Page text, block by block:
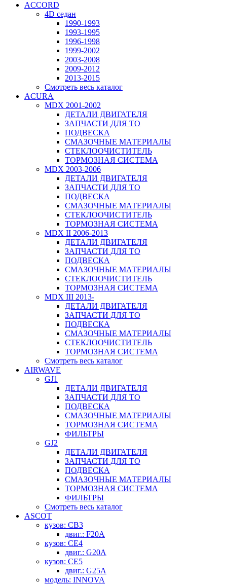
ACCORD
4D седан
1990-1993
1993-1995
1996-1998
1999-2002
2003-2008
2009-2012
2013-2015
Смотреть весь каталог
ACURA
MDX 2001-2002
ДЕТАЛИ ДВИГАТЕЛЯ
ЗАПЧАСТИ ДЛЯ ТО
ПОДВЕСКА
СМАЗОЧНЫЕ МАТЕРИАЛЫ
СТЕКЛООЧИСТИТЕЛЬ
ТОРМОЗНАЯ СИСТЕМА
MDX 2003-2006
ДЕТАЛИ ДВИГАТЕЛЯ
ЗАПЧАСТИ ДЛЯ ТО
ПОДВЕСКА
СМАЗОЧНЫЕ МАТЕРИАЛЫ
СТЕКЛООЧИСТИТЕЛЬ
ТОРМОЗНАЯ СИСТЕМА
MDX II 2006-2013
ДЕТАЛИ ДВИГАТЕЛЯ
ЗАПЧАСТИ ДЛЯ ТО
ПОДВЕСКА
СМАЗОЧНЫЕ МАТЕРИАЛЫ
СТЕКЛООЧИСТИТЕЛЬ
ТОРМОЗНАЯ СИСТЕМА
MDX III 2013-
ДЕТАЛИ ДВИГАТЕЛЯ
ЗАПЧАСТИ ДЛЯ ТО
ПОДВЕСКА
СМАЗОЧНЫЕ МАТЕРИАЛЫ
СТЕКЛООЧИСТИТЕЛЬ
ТОРМОЗНАЯ СИСТЕМА
Смотреть весь каталог
AIRWAVE
GJ1
ДЕТАЛИ ДВИГАТЕЛЯ
ЗАПЧАСТИ ДЛЯ ТО
ПОДВЕСКА
СМАЗОЧНЫЕ МАТЕРИАЛЫ
ТОРМОЗНАЯ СИСТЕМА
ФИЛЬТРЫ
GJ2
ДЕТАЛИ ДВИГАТЕЛЯ
ЗАПЧАСТИ ДЛЯ ТО
ПОДВЕСКА
СМАЗОЧНЫЕ МАТЕРИАЛЫ
ТОРМОЗНАЯ СИСТЕМА
ФИЛЬТРЫ
Смотреть весь каталог
ASCOT
кузов: CB3
двиг.: F20A
кузов: CE4
двиг.: G20A
кузов: CE5
двиг.: G25A
модель: INNOVA